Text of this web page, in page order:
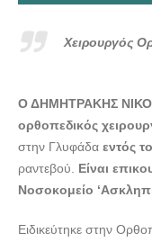
Νικόλαος--
Χειρουργός
Χειρουργός
Ο ΔΗΜΗΤΡΑΚΗΣ
ορθοπεδικός
στην Γλυφάδα εντός
ραντεβού. Είναι
Νοσοκομείο
Ειδικεύτηκε στην